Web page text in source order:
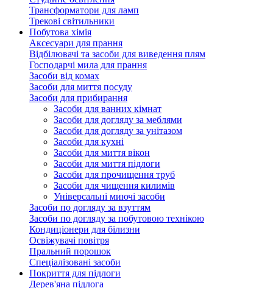
Трансформатори для ламп
Трекові світильники
Побутова хімія
Аксесуари для прання
Відбілювачі та засоби для виведення плям
Господарчі мила для прання
Засоби від комах
Засоби для миття посуду
Засоби для прибирання
Засоби для ванних кімнат
Засоби для догляду за меблями
Засоби для догляду за унітазом
Засоби для кухні
Засоби для миття вікон
Засоби для миття підлоги
Засоби для прочищення труб
Засоби для чищення килимів
Універсальні миючі засоби
Засоби по догляду за взуттям
Засоби по догляду за побутовою технікою
Кондиціонери для білизни
Освіжувачі повітря
Пральний порошок
Спеціалізовані засоби
Покриття для підлоги
Дерев'яна підлога